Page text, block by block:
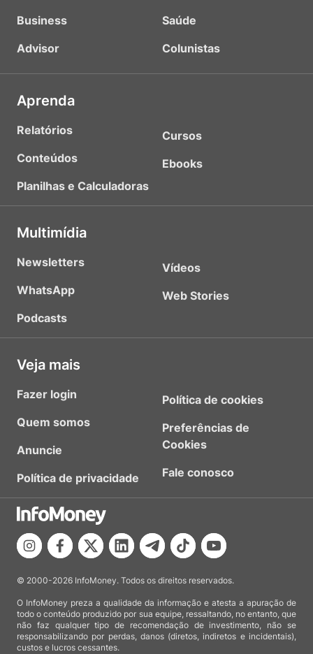
Business
Advisor
Saúde
Colunistas
Aprenda
Relatórios
Conteúdos
Planilhas e Calculadoras
Cursos
Ebooks
Multimídia
Newsletters
WhatsApp
Podcasts
Vídeos
Web Stories
Veja mais
Fazer login
Quem somos
Anuncie
Política de privacidade
Política de cookies
Preferências de
Cookies
Fale conosco
© 2000-2026 InfoMoney. Todos os direitos reservados.
O InfoMoney preza a qualidade da informação e atesta a apuração de
todo o conteúdo produzido por sua equipe, ressaltando, no entanto, que
não faz qualquer tipo de recomendação de investimento, não se
responsabilizando por perdas, danos (diretos, indiretos e incidentais),
custos e lucros cessantes.